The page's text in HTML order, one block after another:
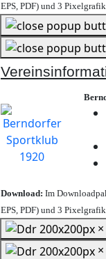
EPS, PDF) und 3
Download: Im
EPS, PDF) und 3
×
×